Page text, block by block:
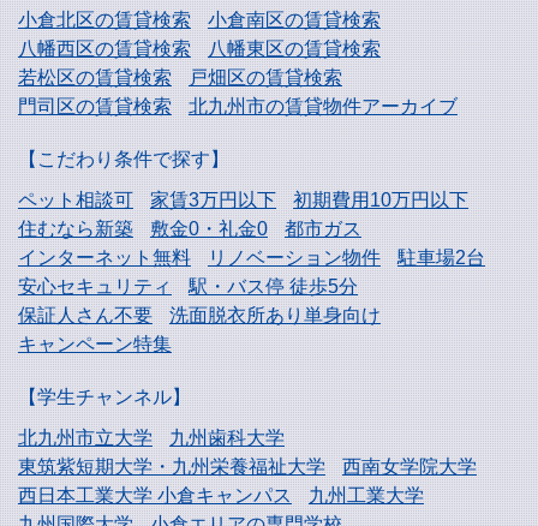
小倉北区の賃貸検索
小倉南区の賃貸検索
八幡西区の賃貸検索
八幡東区の賃貸検索
若松区の賃貸検索
戸畑区の賃貸検索
門司区の賃貸検索
北九州市の賃貸物件アーカイブ
【こだわり条件で探す】
ペット相談可
家賃3万円以下
初期費用10万円以下
住むなら新築
敷金0・礼金0
都市ガス
インターネット無料
リノベーション物件
駐車場2台
安心セキュリティ
駅・バス停 徒歩5分
保証人さん不要
洗面脱衣所あり単身向け
キャンペーン特集
【学生チャンネル】
北九州市立大学
九州歯科大学
東筑紫短期大学・九州栄養福祉大学
西南女学院大学
西日本工業大学小倉キャンパス
九州工業大学